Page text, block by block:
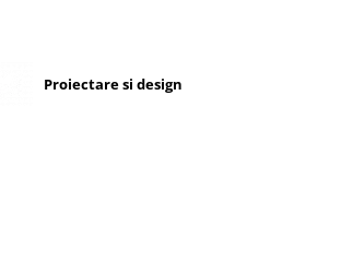
Proiectare si design